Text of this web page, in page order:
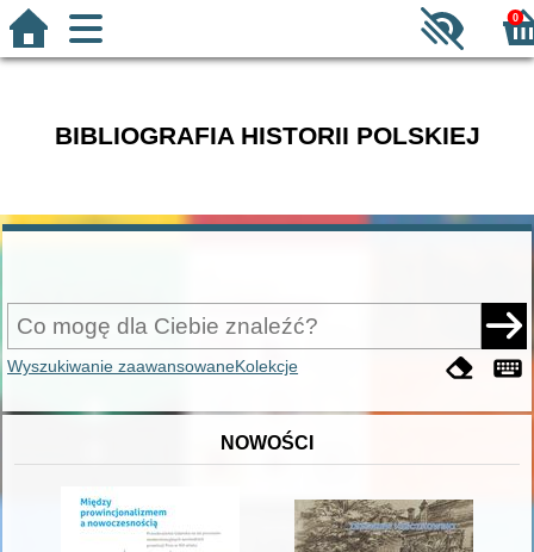
0
BIBLIOGRAFIA HISTORII POLSKIEJ
Wyszukiwanie zaawansowaneKolekcje
NOWOŚCI